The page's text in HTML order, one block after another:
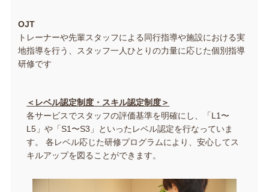
OJT
トレーナーや先輩スタッフによる同行指導や施設における実
地指導を行う、スタッフ一人ひとりの力量に応じた個別指導
研修です
＜レベル認定制度・スキル認定制度＞
各サービスでスタッフの評価基準を明確にし、「L1〜
L5」や「S1〜S3」といったレベル認定を行なっていま
す。 各レベル応じた研修プログラムにより、安心してス
キルアップを図ることができます。